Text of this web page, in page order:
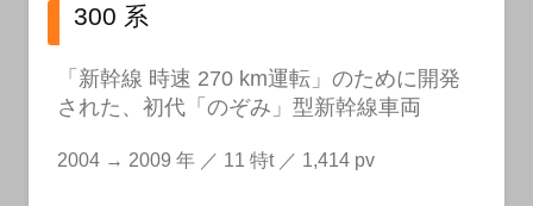
300 系
「新幹線 時速 270 km運転」のために開発
された、初代「のぞみ」型新幹線車両
2004 → 2009 年 ／ 11 特t ／ 1,414 pv